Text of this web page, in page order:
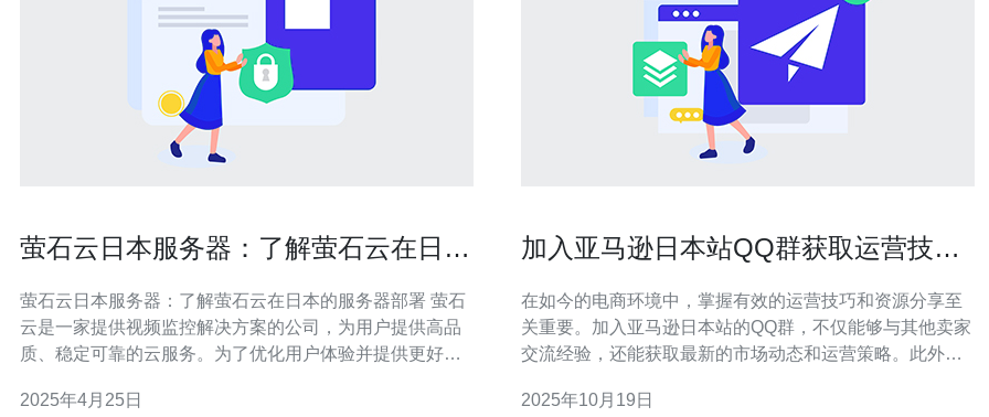
萤石云日本服务器：了解萤石云在日本
萤石云日本服务器：了解萤石云在日本的服务器部署 萤石
云是一家提供视频监控解决方案的公司，为用户提供高品
质、稳定可靠的云服务。为了优化用户体验并提供更好的
日本。本文将介绍萤石云在日本的服务器部署情况。 萤石
2025年4月25日
加入亚马逊日本站QQ群获取运营技巧
在如今的电商环境中，掌握有效的运营技巧和资源分享至
关重要。加入亚马逊日本站的QQ群，不仅能够与其他卖家
交流经验，还能获取最新的市场动态和运营策略。此外，
提升你的业务效率，确保你的店铺在竞争激烈的市场中脱
2025年10月19日